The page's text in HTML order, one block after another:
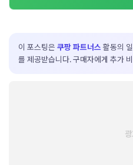
이 포스팅은 쿠팡 파트너스 활동의
를 제공받습니다. 구매자에게 추가